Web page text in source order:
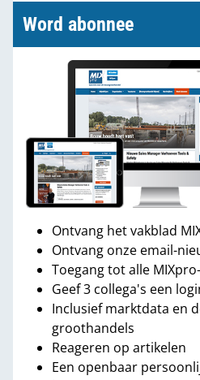
Word abonnee
Ontvang het vakblad
Ontvang onze email-
Toegang tot alle
Geef 3 collega's een
Inclusief marktdata en
groothandels
Reageren op artikelen
Een openbaar